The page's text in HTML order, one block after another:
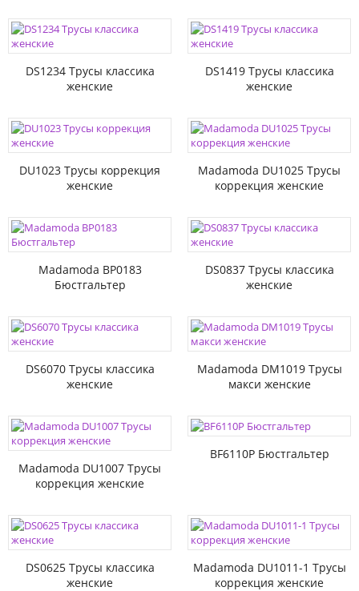
DS1234 Трусы классика
женские
DS1419 Трусы классика
женские
DU1023 Трусы коррекция
женские
Madamoda DU1025 Трусы
коррекция женские
Madamoda BP0183
Бюстгальтер
DS0837 Трусы классика
женские
DS6070 Трусы классика
женские
Madamoda DM1019 Трусы
макси женские
Madamoda DU1007 Трусы
коррекция женские
BF6110P Бюстгальтер
DS0625 Трусы классика
женские
Madamoda DU1011-1 Трусы
коррекция женские